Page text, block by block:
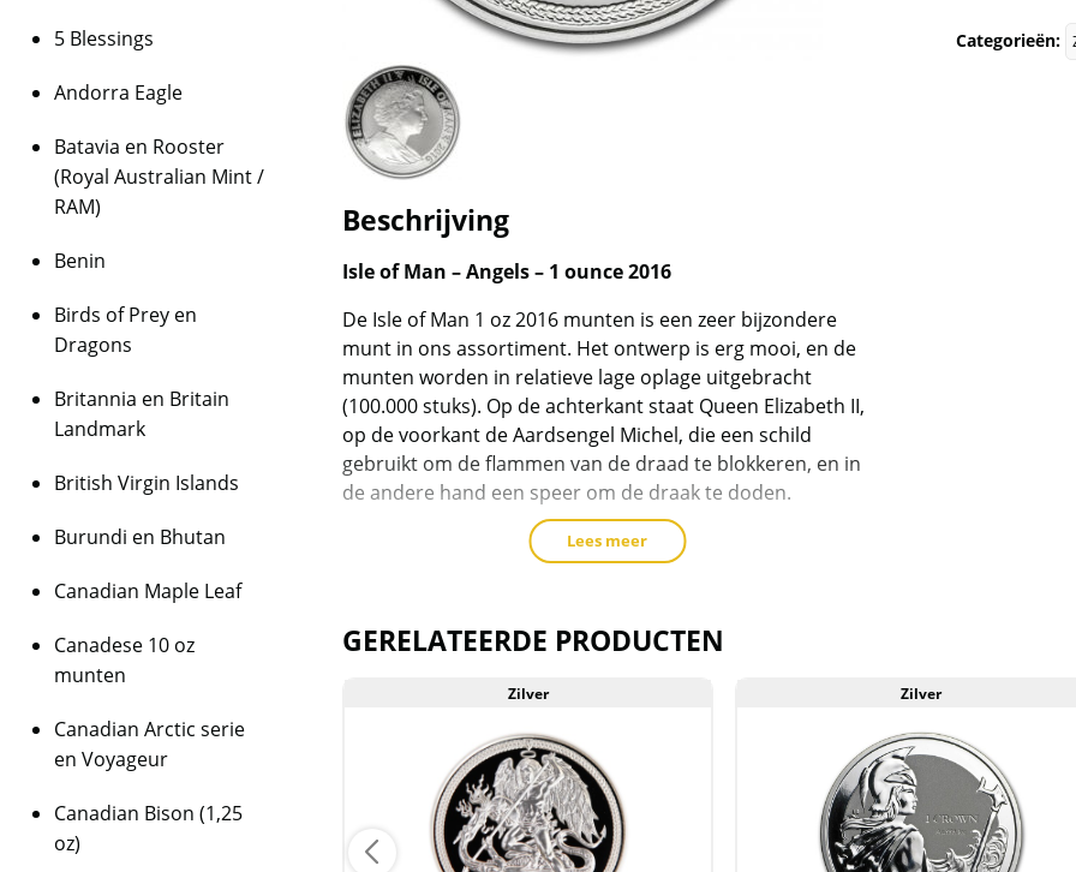
Beschrijving
Isle of Man – Angels – 1 ounce 2016
De Isle of Man 1 oz 2016 munten is een zeer bijzondere
munt in ons assortiment. Het ontwerp is erg mooi, en de
munten worden in relatieve lage oplage uitgebracht
(100.000 stuks). Op de achterkant staat Queen Elizabeth II,
op de voorkant de Aardsengel Michel, die een schild
gebruikt om de flammen van de draad te blokkeren, en in
de andere hand een speer om de draak te doden.
De munten worden in een plastic gripzakje geleverd.
Kwaliteit
Lees meer
Categorieën:
GERELATEERDE PRODUCTEN
Zilver Zilver
5 Blessings
Andorra Eagle
Batavia en Rooster
(Royal Australian Mint /
RAM)
Benin
Birds of Prey en
Dragons
Britannia en Britain
Landmark
British Virgin Islands
Burundi en Bhutan
Canadian Maple Leaf
Canadese 10 oz
munten
Canadian Arctic serie
en Voyageur
Canadian Bison (1,25
oz)